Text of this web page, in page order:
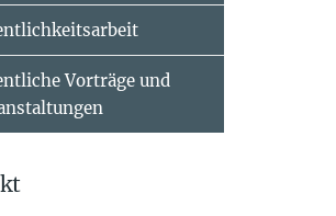
Vorträge und